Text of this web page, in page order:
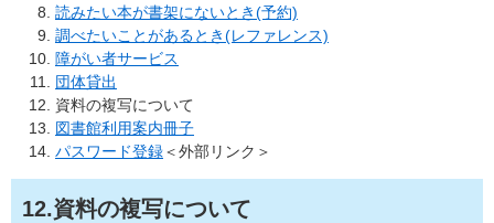
読みたい本が書架にないとき(予約)
調べたいことがあるとき(レファレンス)
障がい者サービス
団体貸出
資料の複写について
図書館利用案内冊子
パスワード登録＜外部リンク＞
12.資料の複写について